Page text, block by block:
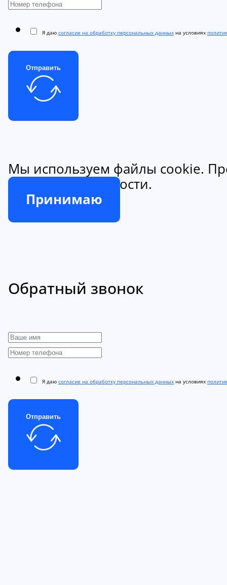
Я даю согласие на обработку персональных данных на условиях
Отправить
Мы используем файлы cookie.
конфиденциальности.
Принимаю
Обратный звонок
Я даю согласие на обработку персональных данных на условиях
Отправить